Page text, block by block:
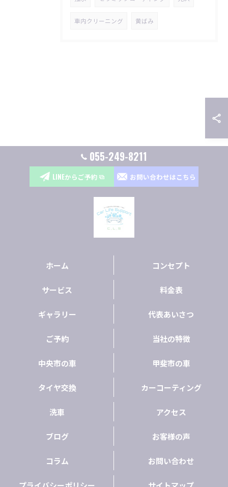
車内クリーニング 黄ばみ
055-249-8211
LINEからご予約 お問い合わせはこちら
ホーム コンセプト
サービス 料金表
ギャラリー 代表あいさつ
ご予約 当社の特徴
中央市の車 甲斐市の車
タイヤ交換 カーコーティング
洗車 アクセス
ブログ お客様の声
コラム お問い合わせ